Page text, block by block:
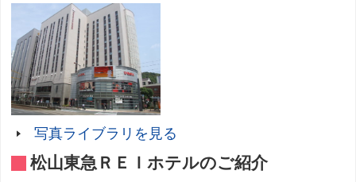
写真ライブラリを見る
松山東急ＲＥＩホテルのご紹介